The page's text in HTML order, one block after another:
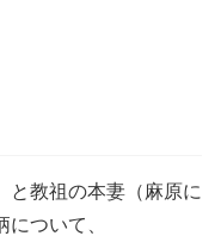
教祖の本妻（麻原に
ついて、